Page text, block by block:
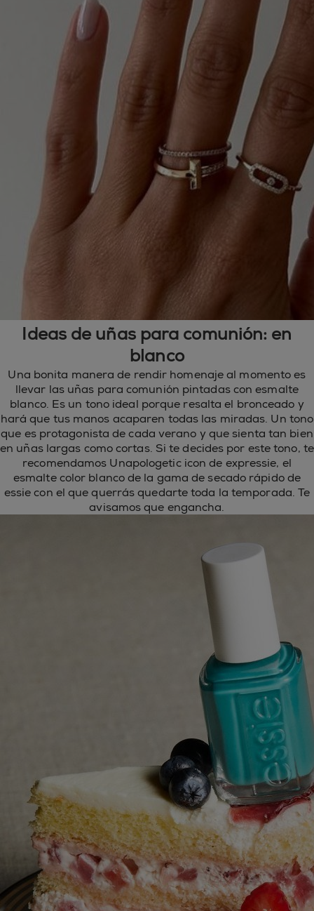
Ideas de uñas para comunión: en
blanco
Una bonita manera de rendir homenaje al momento es
llevar las uñas para comunión pintadas con esmalte
blanco. Es un tono ideal porque resalta el bronceado y
hará que tus manos acaparen todas las miradas. Un tono
que es protagonista de cada verano y que sienta tan bien
en uñas largas como cortas. Si te decides por este tono, te
recomendamos Unapologetic icon de expressie, el
esmalte color blanco de la gama de secado rápido de
essie con el que querrás quedarte toda la temporada. Te
avisamos que engancha.